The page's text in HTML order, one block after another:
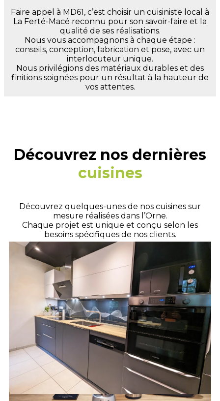
Faire appel à MD61, c’est choisir un cuisiniste local à
La Ferté-Macé reconnu pour son savoir-faire et la
qualité de ses réalisations.
Nous vous accompagnons à chaque étape :
conseils, conception, fabrication et pose, avec un
interlocuteur unique.
Nous privilégions des matériaux durables et des
finitions soignées pour un résultat à la hauteur de
vos attentes.
Découvrez nos dernières
cuisines
Découvrez quelques-unes de nos cuisines sur
mesure réalisées dans l’Orne.
Chaque projet est unique et conçu selon les
besoins spécifiques de nos clients.